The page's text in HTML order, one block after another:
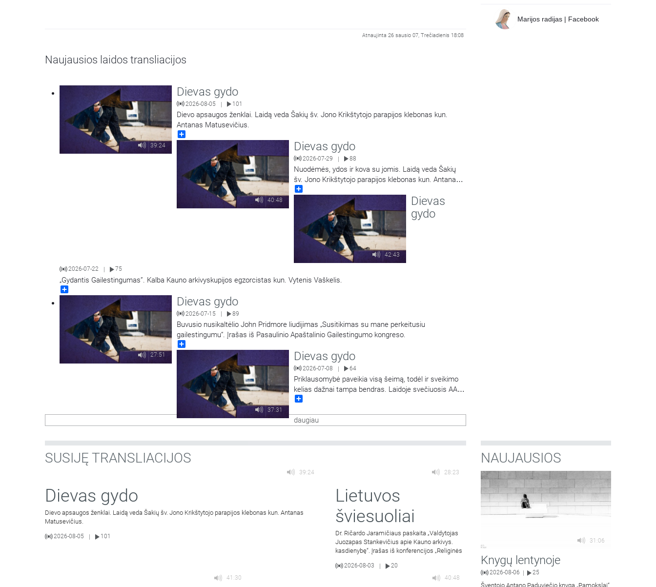
Atnaujinta 26 sausio 07, Trečiadienis 18:08
Naujausios laidos transliacijos
39:24
Dievas gydo
2026-08-05 | 101
Dievo apsaugos ženklai. Laidą veda Šakių šv. Jono Krikštytojo parapijos klebonas kun.
Antanas Matusevičius.
40:48
Dievas gydo
2026-07-29 | 88
Nuodėmės, ydos ir kova su jomis. Laidą veda Šakių
šv. Jono Krikštytojo parapijos klebonas kun. Antanas
Matusevičius.
42:43
Dievas
gydo
2026-07-22 75
„Gydantis Gailestingumas”. Kalba Kauno arkivyskupijos egzorcistas kun. Vytenis Vaškelis.
27:51
Dievas gydo
2026-07-15 89
Buvusio nusikaltėlio John Pridmore liudijimas „Susitikimas su mane perkeitusiu
gailestingumu“. Įrašas iš Pasaulinio Apaštalinio Gailestingumo kongreso.
37:31
Dievas gydo
2026-07-08 | 64
Priklausomybė paveikia visą šeimą, todėl ir sveikimo
kelias dažnai tampa bendras. Laidoje svečiuosis AA
narys ir jo žmona, Al-Anon narė, kurie dalysis savo
požiūris, kai sveikti pradėjo ne vienas žmogus, o visa
daugiau
Marijos radijas | Facebook
SUSIJĘ TRANSLIACIJOS
39:24
Dievas gydo
Dievo apsaugos ženklai. Laidą veda Šakių šv. Jono Krikštytojo parapijos klebonas kun. Antanas
Matusevičius.
2026-08-05 101
28:23
Lietuvos
šviesuoliai
Dr. Ričardo Jaramičiaus paskaita „Valdytojas
Juozapas Stankevičius apie Kauno arkivys.
kasdienybę“. Įrašas iš konferencijos „Religinės
2026-08-03
20
41:30
40:48
NAUJAUSIOS
31:06
Knygų lentynoje
2026-08-06 25
Šventojo Antano Paduviečio knygą „Pamokslai“